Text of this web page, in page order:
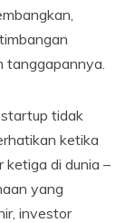
tanggapannya.
tidak
ketika
di dunia –
yang
investor